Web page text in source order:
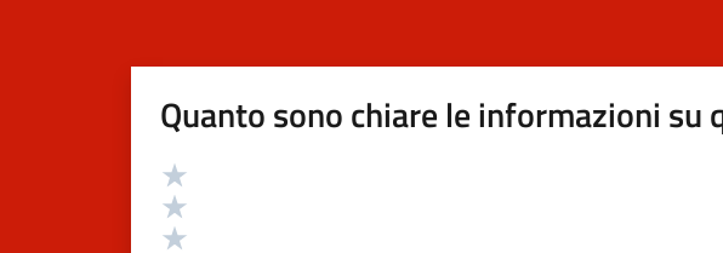
Quanto sono chiare le informazioni su
Valutazione